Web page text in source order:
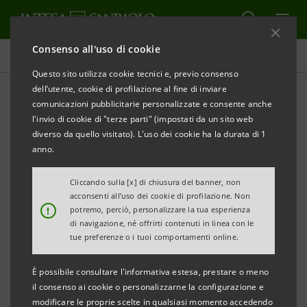
Consenso all'uso di cookie
Questo sito utilizza cookie tecnici e, previo consenso
dell’utente, cookie di profilazione al fine di inviare
comunicazioni pubblicitarie personalizzate e consente anche
l'invio di cookie di "terze parti" (impostati da un sito web
diverso da quello visitato). L'uso dei cookie ha la durata di 1
anno.
!
Cliccando sulla [x] di chiusura del banner, non
acconsenti all’uso dei cookie di profilazione. Non
potremo, perciò, personalizzare la tua esperienza
di navigazione, né offrirti contenuti in linea con le
tue preferenze o i tuoi comportamenti online.
È possibile consultare l'informativa estesa, prestare o meno
il consenso ai cookie o personalizzarne la configurazione e
modificare le proprie scelte in qualsiasi momento accedendo
Comunicati stampa
STAMPA AGGIORNA
COMUNICATO STAMPA
MOSTRE, EVENTI E INIZIATIVE DEDICATE
A GIOVANI E AD APPASSIONATI DEL GIOCO E DEL
FANTASY
• Una partnership che esplora nuove modalità di
dialogo con i giovani
• Tante iniziative nel segno del divertimento